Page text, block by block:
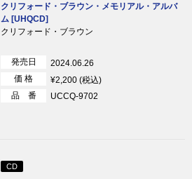
クリフォード・ブラウン・メモリアル・アルバ
ム [UHQCD]
クリフォード・ブラウン
発売日
2024.06.26
価 格
¥2,200 (税込)
品 番
UCCQ-9702
CD